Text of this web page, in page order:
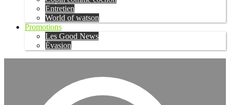
Entretien
World of watson
Promotions
Les Good News
Évasion